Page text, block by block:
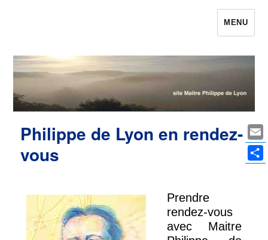
Maître Philippe de Lyon le site qui était
MENU
Philippe de Lyon en rendez-
vous
Prendre
rendez-vous
avec Maitre